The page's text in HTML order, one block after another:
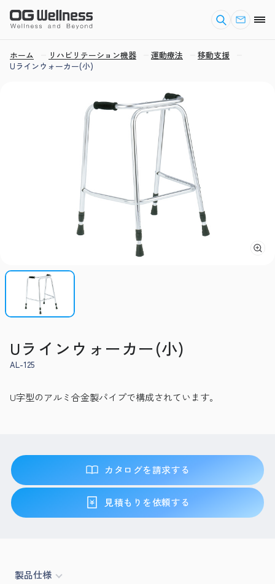
ホーム リハビリテーション機器 運動療法
移動支援
Uラインウォーカー(小)
Uラインウォーカー(小)
AL-125
U字型のアルミ合金製パイプで構成されています。
カタログを請求する
見積もりを依頼する
製品仕様